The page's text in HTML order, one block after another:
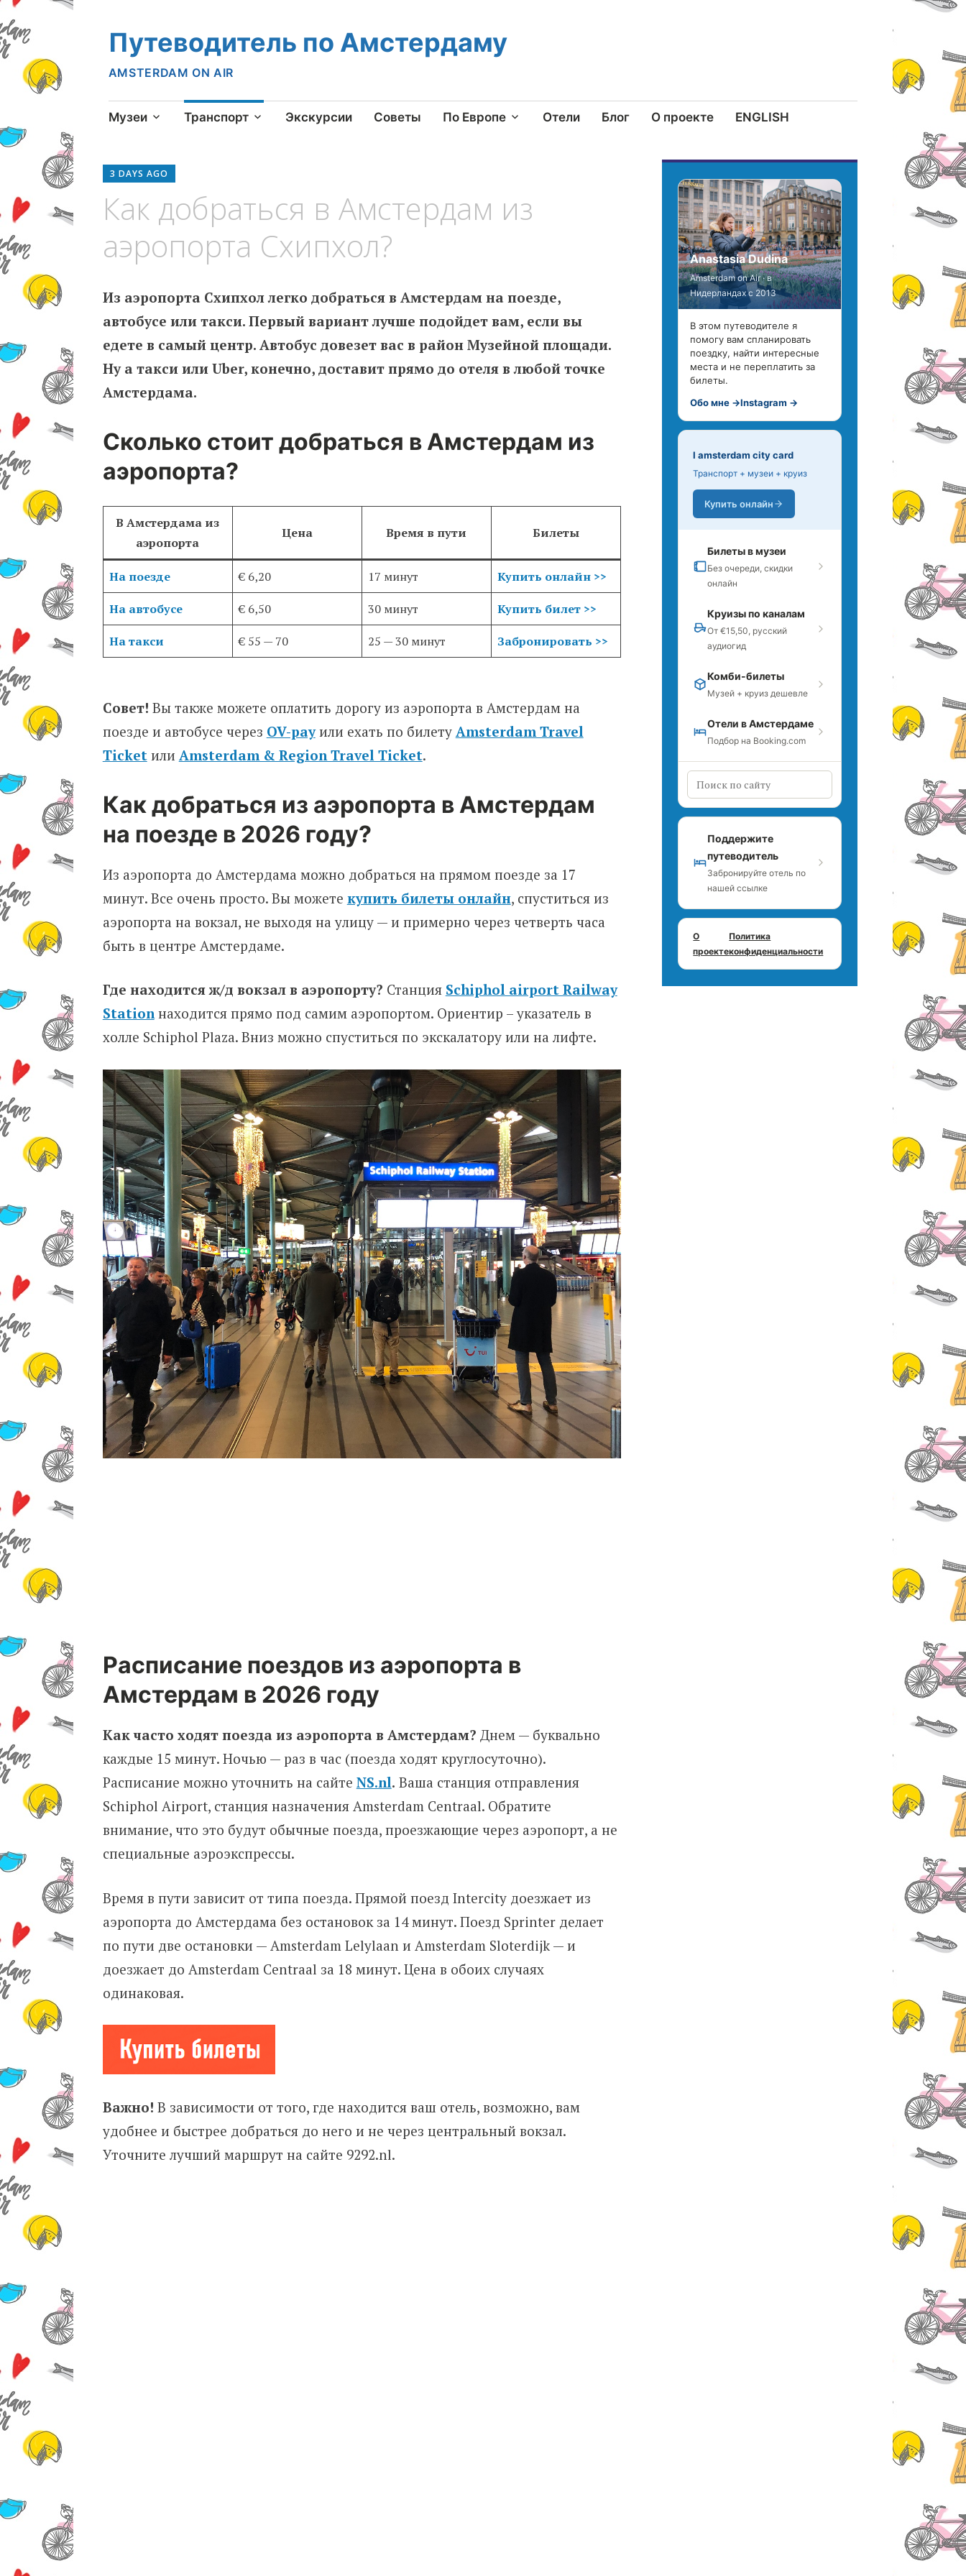
Путеводитель по Амстердаму
AMSTERDAM ON AIR
Skip
Музеи Транспорт Экскурсии Советы По Европе Отели Блог О проекте ENGLISH
3 DAYS AGO
Как добраться в Амстердам из
аэропорта Схипхол?
Из аэропорта Схипхол легко добраться в Амстердам на поезде,
автобусе или такси. Первый вариант лучше подойдет вам, если вы
едете в самый центр. Автобус довезет вас в район Музейной площади.
Ну а такси или Uber, конечно, доставит прямо до отеля в любой точке
Амстердама.
Сколько стоит добраться в Амстердам из
аэропорта?
В Амстердама из
аэропорта
Цена Время в пути Билеты
На поезде € 6,20 17 минут Купить онлайн >>
На автобусе € 6,50 30 минут Купить билет >>
На такси € 55 — 70 25 — 30 минут Забронировать >>
Совет! Вы также можете оплатить дорогу из аэропорта в Амстердам на
поезде и автобусе через OV-payили ехать по билету Amsterdam Travel
Ticketили Amsterdam & Region Travel Ticket.
Как добраться из аэропорта в Амстердам
на поезде в 2026 году?
Из аэропорта до Амстердама можно добраться на прямом поезде за 17
минут. Все очень просто. Вы можете купить билеты онлайн, спуститься из
аэропорта на вокзал, не выходя на улицу — и примерно через четверть часа
быть в центре Амстердаме.
Где находится ж/д вокзал в аэропорту? Станция Schiphol airport Railway
Station находится прямо под самим аэропортом. Ориентир – указатель в
холле Schiphol Plaza. Вниз можно спуститься по экскалатору или на лифте.
Расписание поездов из аэропорта в
Амстердам в 2026 году
Как часто ходят поезда из аэропорта в Амстердам? Днем — буквально
каждые 15 минут. Ночью — раз в час (поезда ходят круглосуточно).
Расписание можно уточнить на сайте NS.nl. Ваша станция отправления
Schiphol Airport, станция назначения Amsterdam Centraal. Обратите
внимание, что это будут обычные поезда, проезжающие через аэропорт, а не
специальные аэроэкспрессы.
Время в пути зависит от типа поезда. Прямой поезд Intercity доезжает из
аэропорта до Амстердама без остановок за 14 минут. Поезд Sprinter делает
по пути две остановки — Amsterdam Lelylaan и Amsterdam Sloterdijk — и
доезжает до Amsterdam Centraal за 18 минут. Цена в обоих случаях
одинаковая.
Важно! В зависимости от того, где находится ваш отель, возможно, вам
удобнее и быстрее добраться до него и не через центральный вокзал.
Уточните лучший маршрут на сайте 9292.nl.
Anastasia Dudina
Amsterdam on Air · в
Нидерландах с 2013
В этом путеводителе я
помогу вам спланировать
поездку, найти интересные
места и не переплатить за
билеты.
Обо мне →Instagram →
I amsterdam city card
Транспорт + музеи + круиз
Купить онлайн
Билеты в музеи
Без очереди, скидки
онлайн
Круизы по каналам
От €15,50, русский
аудиогид
Комби-билеты
Музей + круиз дешевле
Отели в Амстердаме
Подбор на Booking.com
Поддержите
путеводитель
Забронируйте отель по
нашей ссылке
О
проекте
Политика
конфиденциальности